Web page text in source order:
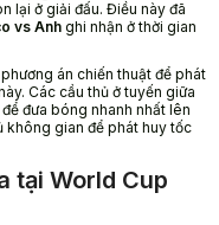
lại ở giải đấu. Điều này đã
vs Anh ghi nhận ở thời gian
án chiến thuật để phát
Các cầu thủ ở tuyến giữa
đưa bóng nhanh nhất lên
gian để phát huy tốc
tại World Cup